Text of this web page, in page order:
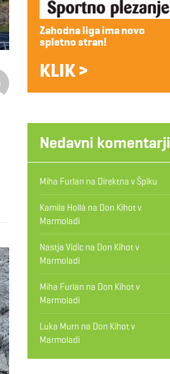
Zahodna liga ima novo
spletno stran!
KLIK >
Nedavni komentarji
Miha Furlan na Direktna v Špiku
Kamila Hollá na Don Kihot v
Marmoladi
Nastja Vidicna Don Kihot v
Marmoladi
Miha Furlan na Don Kihot v
Marmoladi
Luka Murn na Don Kihot v
Marmoladi